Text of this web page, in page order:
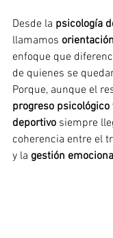
Desde la psicología
llamamos
enfoque que
de quienes se
Porque, aunque el
progreso psicológico
deportivo siempre
coherencia entre el
y la gestión